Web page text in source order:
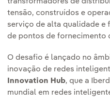
tensão, construídos e
serviço de alta qualidade e
de pontos de fornecimento
O desafio é lançado no
inovação de redes
Innovation Hub, que a
mundial em redes